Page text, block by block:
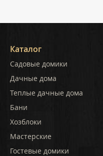
Каталог
Садовые домики
Дачные дома
Теплые дачные дома
Бани
Хозблоки
Мастерские
Гостевые домики